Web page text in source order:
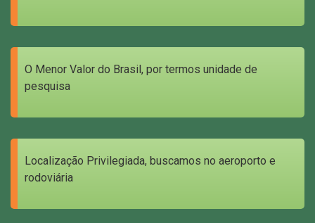
O Menor Valor do Brasil, por termos unidade de
pesquisa
Localização Privilegiada, buscamos no aeroporto e
rodoviária